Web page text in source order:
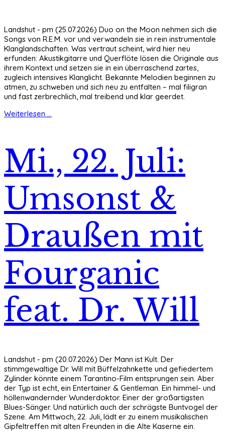
Landshut - pm (25.07.2026) Duo on the Moon nehmen sich die
Songs von R.E.M. vor und verwandeln sie in rein instrumentale
Klanglandschaften. Was vertraut scheint, wird hier neu
erfunden: Akustikgitarre und Querflöte lösen die Originale aus
ihrem Kontext und setzen sie in ein überraschend zartes,
zugleich intensives Klanglicht. Bekannte Melodien beginnen zu
atmen, zu schweben und sich neu zu entfalten – mal filigran
und fast zerbrechlich, mal treibend und klar geerdet.
Weiterlesen ...
Mi., 22. Juli:
Umsonst &
Draußen mit
Fourganic
feat. Dr. Will
Landshut - pm (20.07.2026) Der Mann ist Kult. Der
stimmgewaltige Dr. Will mit Büffelzahnkette und gefiedertem
Zylinder könnte einem Tarantino-Film entsprungen sein. Aber
der Typ ist echt, ein Entertainer & Gentleman. Ein himmel- und
höllenwandernder Wunderdoktor. Einer der großartigsten
Blues-Sänger. Und natürlich auch der schrägste Buntvogel der
Szene. Am Mittwoch, 22. Juli, lädt er zu einem musikalischen
Gipfeltreffen mit alten Freunden in die Alte Kaserne ein.